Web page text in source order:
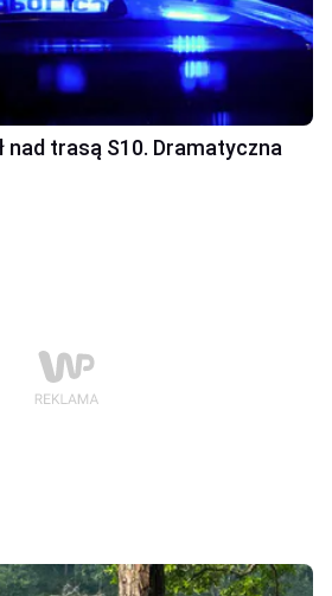
nad trasą S10. Dramatyczna